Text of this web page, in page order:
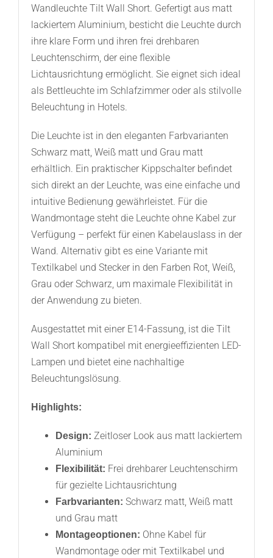
Wandleuchte Tilt Wall Short. Gefertigt aus matt
lackiertem Aluminium, besticht die Leuchte durch
ihre klare Form und ihren frei drehbaren
Leuchtenschirm, der eine flexible
Lichtausrichtung ermöglicht. Sie eignet sich ideal
als Bettleuchte im Schlafzimmer oder als stilvolle
Beleuchtung in Hotels.
Die Leuchte ist in den eleganten Farbvarianten
Schwarz matt, Weiß matt und Grau matt
erhältlich. Ein praktischer Kippschalter befindet
sich direkt an der Leuchte, was eine einfache und
intuitive Bedienung gewährleistet. Für die
Wandmontage steht die Leuchte ohne Kabel zur
Verfügung – perfekt für einen Kabelauslass in der
Wand. Alternativ gibt es eine Variante mit
Textilkabel und Stecker in den Farben Rot, Weiß,
Grau oder Schwarz, um maximale Flexibilität in
der Anwendung zu bieten.
Ausgestattet mit einer E14-Fassung, ist die Tilt
Wall Short kompatibel mit energieeffizienten LED-
Lampen und bietet eine nachhaltige
Beleuchtungslösung.
Highlights:
Design: Zeitloser Look aus matt lackiertem
Aluminium
Flexibilität: Frei drehbarer Leuchtenschirm
für gezielte Lichtausrichtung
Farbvarianten: Schwarz matt, Weiß matt
und Grau matt
Montageoptionen: Ohne Kabel für
Wandmontage oder mit Textilkabel und